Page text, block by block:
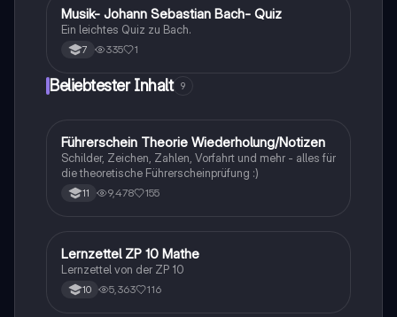
MMusik
Musik- Johann Sebastian Bach- Quiz
Ein leichtes Quiz zu Bach.
7 335 1
Beliebtester Inhalt 9
Lerntipps
Führerschein Theorie Wiederholung/Notizen
Schilder, Zeichen, Zahlen, Vorfahrt und mehr - alles für
die theoretische Führerscheinprüfung :)
11 9,478 155
Mathe
Lernzettel ZP 10 Mathe
Lernzettel von der ZP 10
10 5,363 116